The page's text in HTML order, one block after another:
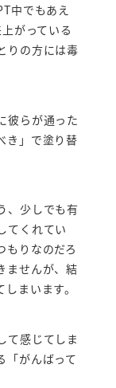
中でもあえ
がっている
りの方には毒
彼らが通った
き」で塗り替
、少しでも有
てくれてい
もりなのだろ
ませんが、結
まいます。
て感じてしま
「がんばって